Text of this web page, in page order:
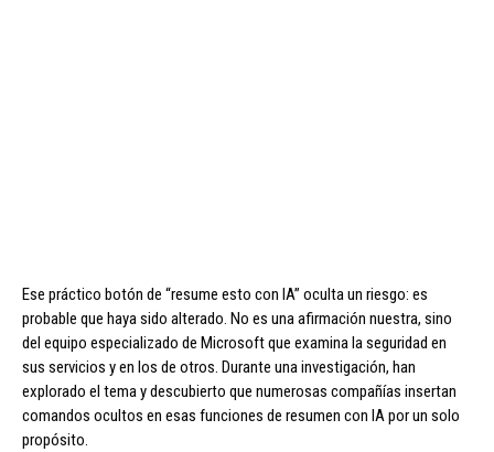
Ese práctico botón de “resume esto con IA” oculta un riesgo: es
probable que haya sido alterado. No es una afirmación nuestra, sino
del equipo especializado de Microsoft que examina la seguridad en
sus servicios y en los de otros. Durante una investigación, han
explorado el tema y descubierto que numerosas compañías insertan
comandos ocultos en esas funciones de resumen con IA por un solo
propósito.